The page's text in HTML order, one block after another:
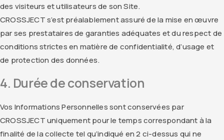
des visiteurs et utilisateurs de son Site.
CROSSJECT s’est préalablement assuré de la mise en œuvre
par ses prestataires de garanties adéquates et du respect de
conditions strictes en matière de confidentialité, d’usage et
de protection des données.
4. Durée de conservation
Vos Informations Personnelles sont conservées par
CROSSJECT uniquement pour le temps correspondant à la
finalité de la collecte tel qu’indiqué en 2 ci-dessus qui ne